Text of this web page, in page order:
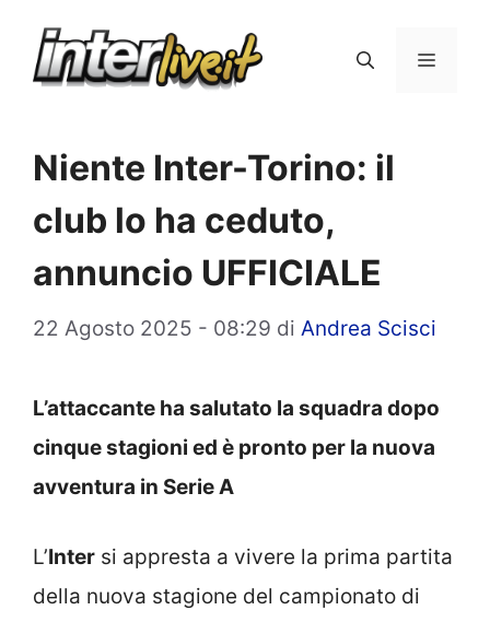
Menu
Niente Inter-Torino: il
club lo ha ceduto,
annuncio UFFICIALE
22 Agosto 2025 - 08:29 di Andrea Scisci
L’attaccante ha salutato la squadra dopo
cinque stagioni ed è pronto per la nuova
avventura in Serie A
L’Inter si appresta a vivere la prima partita
della nuova stagione del campionato di